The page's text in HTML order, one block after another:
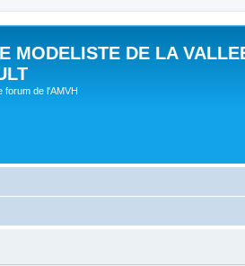
MODELISTE DE LA
forum de l'AMVH